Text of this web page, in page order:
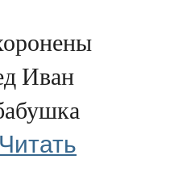
Иван
Читать